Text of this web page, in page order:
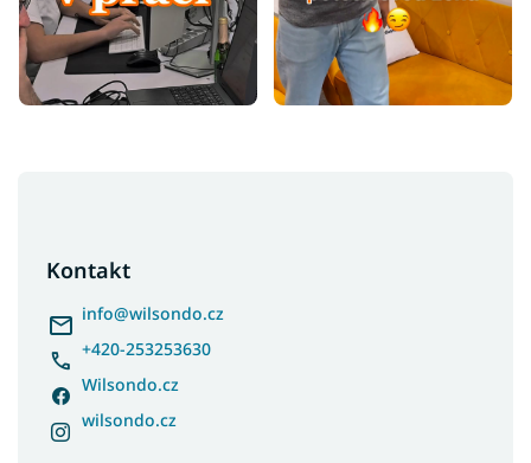
Kontakt
info@wilsondo.cz
+420-253253630
Wilsondo.cz
wilsondo.cz